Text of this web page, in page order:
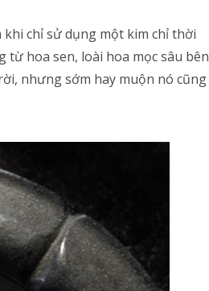
chỉ sử dụng một kim chỉ thời
hoa sen, loài hoa mọc sâu bên
nhưng sớm hay muộn nó cũng